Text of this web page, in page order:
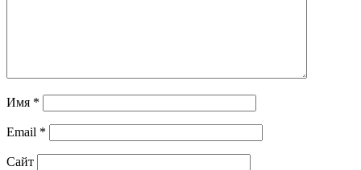
Имя *
Email *
Сайт